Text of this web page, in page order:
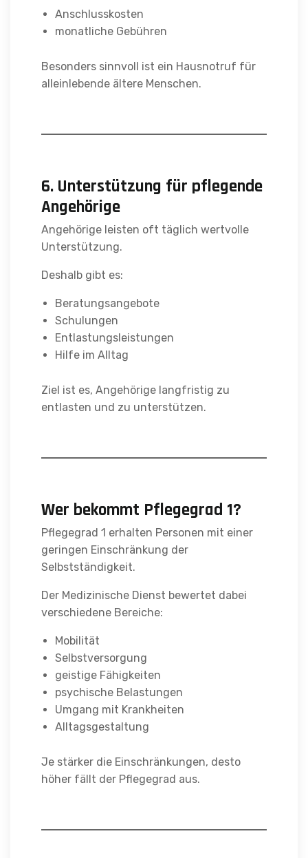
Anschlusskosten
monatliche Gebühren
Besonders sinnvoll ist ein Hausnotruf für
alleinlebende ältere Menschen.
6. Unterstützung für pflegende
Angehörige
Angehörige leisten oft täglich wertvolle
Unterstützung.
Deshalb gibt es:
Beratungsangebote
Schulungen
Entlastungsleistungen
Hilfe im Alltag
Ziel ist es, Angehörige langfristig zu
entlasten und zu unterstützen.
Wer bekommt Pflegegrad 1?
Pflegegrad 1 erhalten Personen mit einer
geringen Einschränkung der
Selbstständigkeit.
Der Medizinische Dienst bewertet dabei
verschiedene Bereiche:
Mobilität
Selbstversorgung
geistige Fähigkeiten
psychische Belastungen
Umgang mit Krankheiten
Alltagsgestaltung
Je stärker die Einschränkungen, desto
höher fällt der Pflegegrad aus.